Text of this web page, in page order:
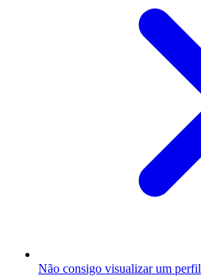
Não consigo visualizar um perfil